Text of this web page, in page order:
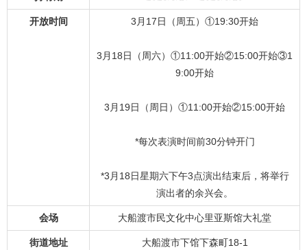
开放时间 3月17日（周五）①19:30开始
3月18日（周六）①11:00开始②15:00开始③1
9:00开始
3月19日（周日）①11:00开始②15:00开始
*每次表演时间前30分钟开门
*3月18日星期六下午3点演出结束后，将举行
演出者的余兴会。
会场 大船渡市民文化中心里亚斯馆大礼堂
街道地址 大船渡市下馆下森町18-1